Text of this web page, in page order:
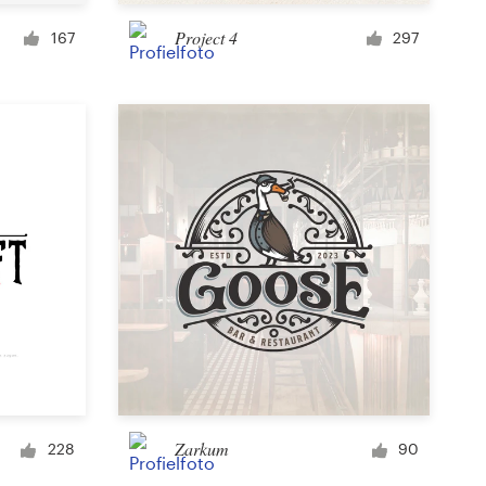
Kaart of uitnodiging
Overige kunst of illustratie
167 Project 4 297
228 Zarkum 90